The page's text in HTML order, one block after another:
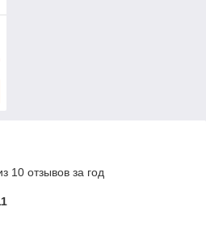
10 отзывов за год